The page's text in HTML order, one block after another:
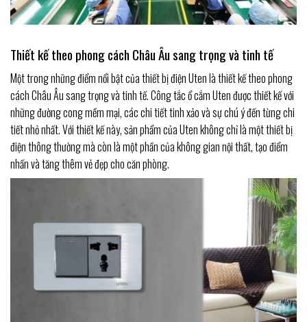
Thiết kế theo phong cách Châu Âu sang trọng và tinh tế
Một trong những điểm nổi bật của thiết bị điện Uten là thiết kế theo phong
cách Châu Âu sang trọng và tinh tế. Công tắc ổ cắm Uten được thiết kế với
những đường cong mềm mại, các chi tiết tinh xảo và sự chú ý đến từng chi
tiết nhỏ nhất. Với thiết kế này, sản phẩm của Uten không chỉ là một thiết bị
điện thông thường mà còn là một phần của không gian nội thất, tạo điểm
nhấn và tăng thêm vẻ đẹp cho căn phòng.